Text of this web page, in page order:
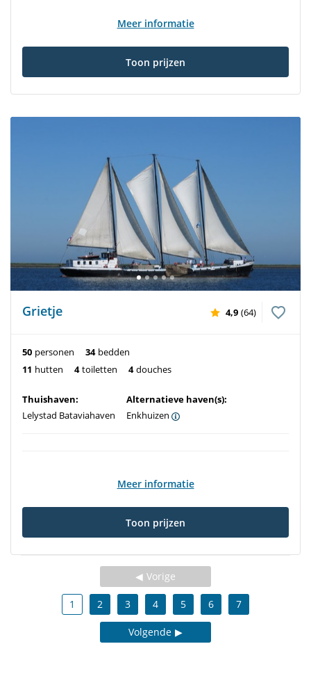
Meer informatie
Toon prijzen
Grietje 4,9 (64)
50 personen 34 bedden
11 hutten 4 toiletten 4 douches
Thuishaven:
Lelystad Bataviahaven
Alternatieve haven(s):
Enkhuizen
Meer informatie
Toon prijzen
Vorige
1 2 3 4 5 6 7
Volgende